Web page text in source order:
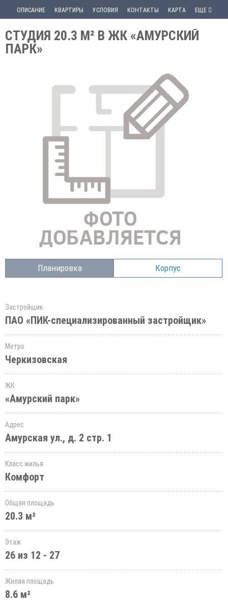
ОПИСАНИЕ КВАРТИРЫ УСЛОВИЯ КОНТАКТЫ КАРТА ЕЩЕ
СТУДИЯ 20.3 М² В ЖК «АМУРСКИЙ
ПАРК»
Планировка Корпус
Застройщик
ПАО «ПИК-специализированный застройщик»
Метро
Черкизовская
ЖК
«Амурский парк»
Адрес
Амурская ул., д. 2 стр. 1
Класс жилья
Комфорт
Общая площадь
20.3 м²
Этаж
26 из 12 - 27
Жилая площадь
8.6 м²